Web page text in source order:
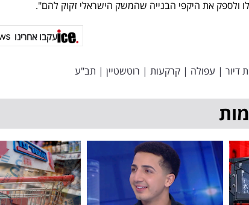
ולספק את היקפי הבנייה שהמשק הישראלי זקוק להם".
עקבו אחרינו
דיור | עפולה | קרקעות | רוטשטיין | תב"ע